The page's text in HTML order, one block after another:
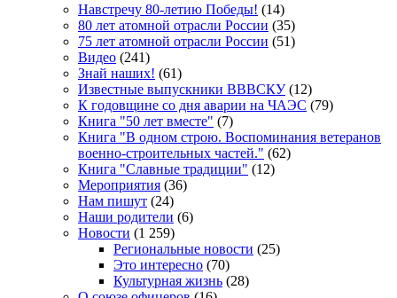
Навстречу 80-летию Победы! (14)
80 лет атомной отрасли России (35)
75 лет атомной отрасли России (51)
Видео (241)
Знай наших! (61)
Известные выпускники ВВВСКУ(12)
К годовщине со дня аварии на ЧАЭС (79)
Книга "50 лет вместе" (7)
Книга "В одном строю. Воспоминания ветеранов
военно-строительных частей." (62)
Книга "Славные традиции" (12)
Мероприятия (36)
Нам пишут (24)
Наши родители (6)
Новости (1 259)
Региональные новости (25)
Это интересно (70)
Культурная жизнь (28)